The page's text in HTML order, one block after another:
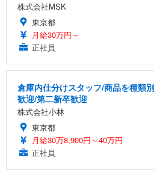
株式会社MSK
東京都
月給30万円～
正社員
倉庫内仕分けスタッフ/商品を種類
歓迎/第二新卒歓迎
株式会社小林
東京都
月給30万8,900円～40万円
正社員